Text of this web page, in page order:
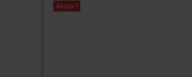
Akcija !